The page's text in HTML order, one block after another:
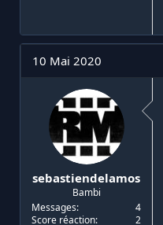
10 Mai 2020
sebastiendelamos
Bambi
Messages
4
Score réaction
2